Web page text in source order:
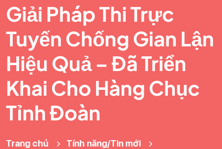
Giải Pháp Thi Trực
Tuyến Chống Gian Lận
Hiệu Quả – Đã Triển
Khai Cho Hàng Chục
Tỉnh Đoàn
Trang chủ Tính năng/Tin mới